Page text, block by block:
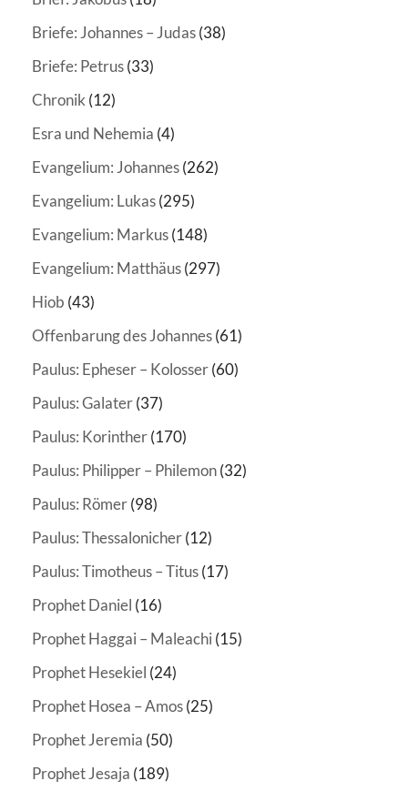
Briefe: Johannes – Judas(38)
Briefe: Petrus(33)
Chronik (12)
Esra und Nehemia (4)
Evangelium: Johannes(262)
Evangelium: Lukas(295)
Evangelium: Markus(148)
Evangelium: Matthäus(297)
Hiob (43)
Offenbarung des Johannes(61)
Paulus: Epheser – Kolosser(60)
Paulus: Galater(37)
Paulus: Korinther(170)
Paulus: Philipper – Philemon(32)
Paulus: Römer(98)
Paulus: Thessalonicher(12)
Paulus: Timotheus – Titus(17)
Prophet Daniel (16)
Prophet Haggai – Maleachi (15)
Prophet Hesekiel (24)
Prophet Hosea – Amos(25)
Prophet Jeremia (50)
Prophet Jesaja (189)